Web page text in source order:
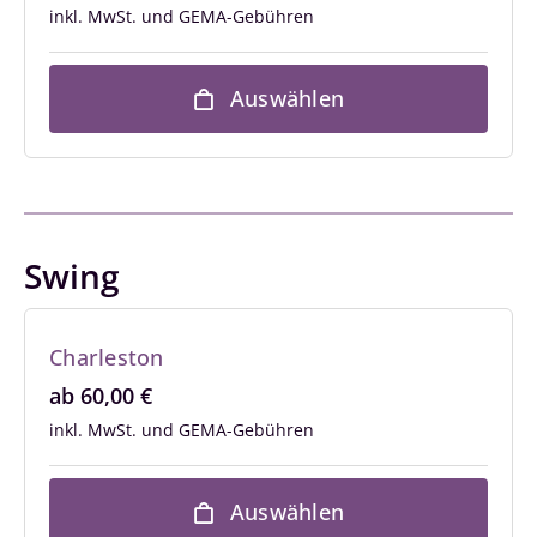
inkl. MwSt.
Auswählen
Swing
Charleston
ab 60,00 €
inkl. MwSt.
Auswählen